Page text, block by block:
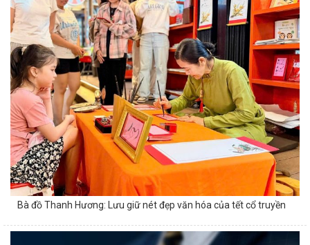
Bà đồ Thanh Hương: Lưu giữ nét đẹp văn hóa của tết cổ truyền